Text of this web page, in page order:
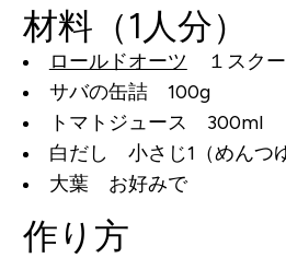
材料（1人分）
ロールドオーツ １スクー
サバの缶詰 100g
トマトジュース 300ml
白だし 小さじ1（めんつ
大葉 お好みで
作り方